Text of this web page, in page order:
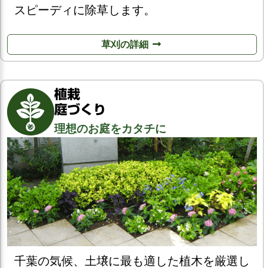
スピーディに除草します。
草刈の詳細
植栽
庭づくり
理想のお庭をカタチに
千葉の気候、土壌に最も適した植木を厳選し